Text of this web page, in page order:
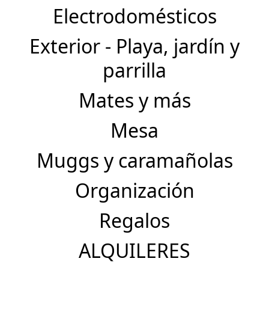
Electrodomésticos
Exterior - Playa, jardín y
parrilla
Mates y más
Mesa
Muggs y caramañolas
Organización
Regalos
ALQUILERES